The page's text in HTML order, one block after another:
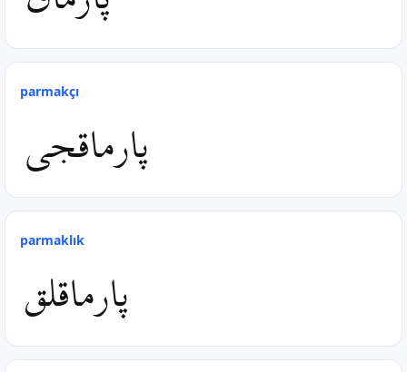
parmakçı
پارماقجی
parmaklık
پارماقلق